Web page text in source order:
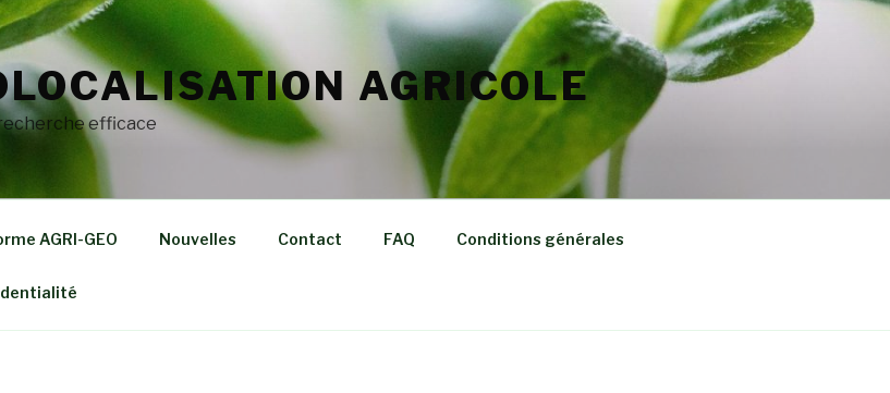
AGRICOLE
efficace
AGRI-GEO Nouvelles Contact FAQ Conditions générales